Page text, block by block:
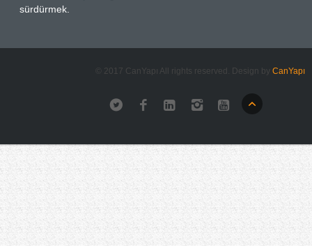
sürdürmek.
© 2017 CanYapı All rights reserved. Design by CanYapı